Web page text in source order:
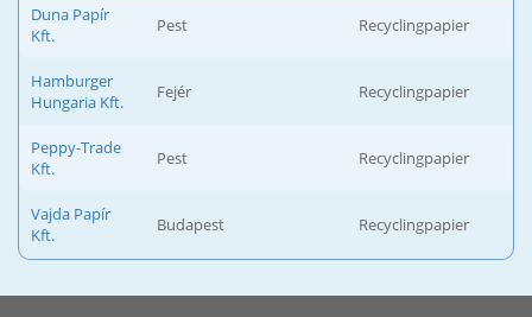
Duna Papír
Kft.
Pest Recyclingpapier
Hamburger
Hungaria Kft.
Fejér Recyclingpapier
Peppy-Trade
Kft.
Pest Recyclingpapier
Vajda Papír
Kft.
Budapest Recyclingpapier